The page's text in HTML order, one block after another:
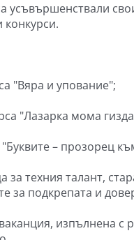
усъвършенствали
"Вяра и упование";
"Лазарка мома
– прозорец
техния талант,
за подкрепата и
изпълнена с